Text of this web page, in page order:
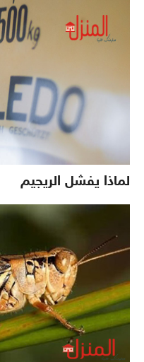
لماذا يفشل الريجيم